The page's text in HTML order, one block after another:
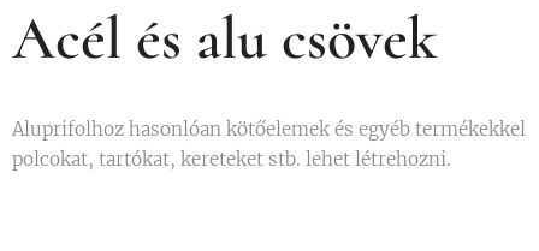
Acél és alu csövek
Aluprifolhoz hasonlóan kötőelemek és egyéb termékekkel
polcokat, tartókat, kereteket stb. lehet létrehozni.